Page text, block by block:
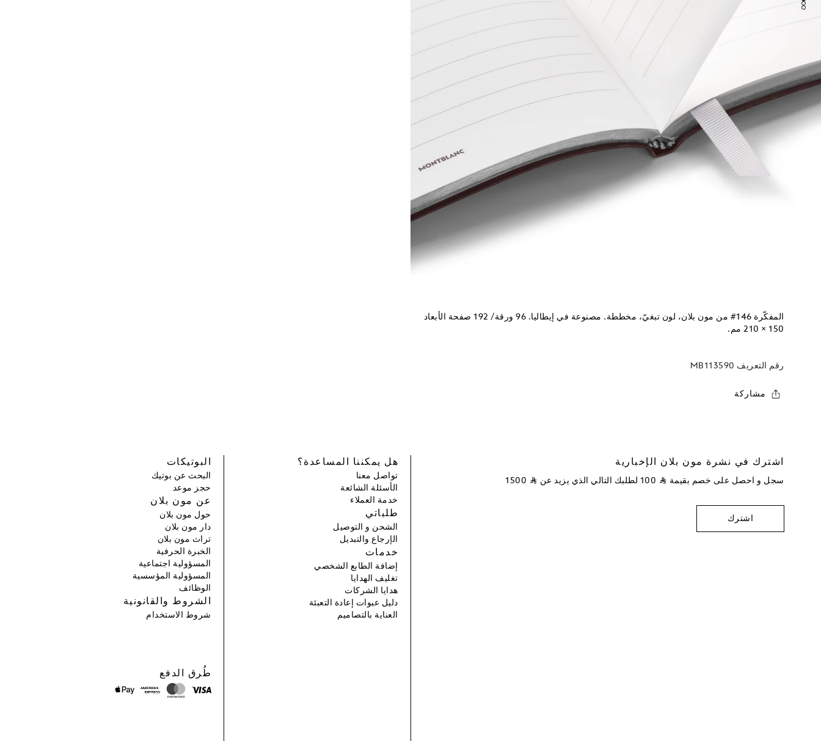
المفكّرة ‎#146 من مون بلان، لون تبغيّ، مخططة. مصنوعة في إيطاليا. 96 ورقة/ 192 صفحة الأبعاد
150 × 210 مم.
رقم التعريف MB113590
مشاركة
اشترك في نشرة مون بلان الإخبارية
سجل و احصل على خصم بقيمة ⃁ لطلبك التالي الذي يزيد عن ⃁
اشترك
طُرق الدفع
هل يمكننا المساعدة؟
تواصل معنا
الأسئلة الشائعة
خدمة العملاء
طلباتي
الشحن و التوصيل
الإرجاع والتبديل
خدمات
إضافة الطابع الشخصي
تغليف الهدايا
هدايا الشركات
دليل عبوات إعادة التعبئة
العناية بالتصاميم
البوتيكات
البحث عن بوتيك
حجز موعد
عن مون بلان
حول مون بلان
دار مون بلان
تراث مون بلان
الخبرة الحرفية
المسؤولية اجتماعية
المسؤولية المؤسسية
الوظائف
الشروط والقانونية
شروط الاستخدام